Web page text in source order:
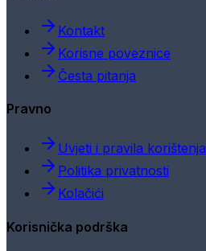
Kontakt
Korisne poveznice
Česta pitanja
Pravno
Uvjeti i pravila korištenja
Politika privatnosti
Kolačići
Korisnička podrška